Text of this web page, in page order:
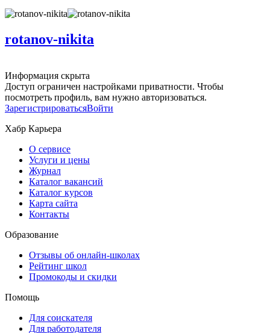
rotanov-nikita
Информация скрыта
Доступ ограничен настройками приватности. Чтобы
посмотреть профиль, вам нужно авторизоваться.
ЗарегистрироватьсяВойти
Хабр Карьера
О сервисе
Услуги и цены
Журнал
Каталог вакансий
Каталог курсов
Карта сайта
Контакты
Образование
Отзывы об онлайн-школах
Рейтинг школ
Промокоды и скидки
Помощь
Для соискателя
Для работодателя